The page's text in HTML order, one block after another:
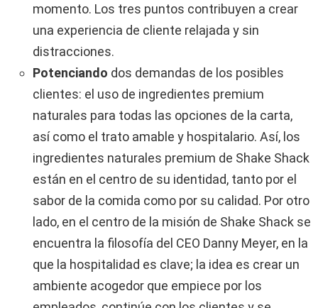
momento. Los tres puntos contribuyen a crear
una experiencia de cliente relajada y sin
distracciones.
Potenciando dos demandas de los posibles
clientes: el uso de ingredientes premium
naturales para todas las opciones de la carta,
así como el trato amable y hospitalario. Así, los
ingredientes naturales premium de Shake Shack
están en el centro de su identidad, tanto por el
sabor de la comida como por su calidad. Por otro
lado, en el centro de la misión de Shake Shack se
encuentra la filosofía del CEO Danny Meyer, en la
que la hospitalidad es clave; la idea es crear un
ambiente acogedor que empiece por los